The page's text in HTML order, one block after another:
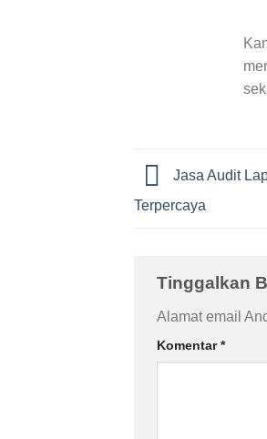
Jasa Audit
Terpercaya
Tinggalkan
Alamat email
Komentar*